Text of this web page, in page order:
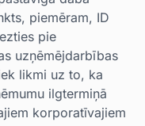
piemēram, ID
pie
uzņēmējdarbības
likmi uz to, ka
ilgtermiņā
korporatīvajiem